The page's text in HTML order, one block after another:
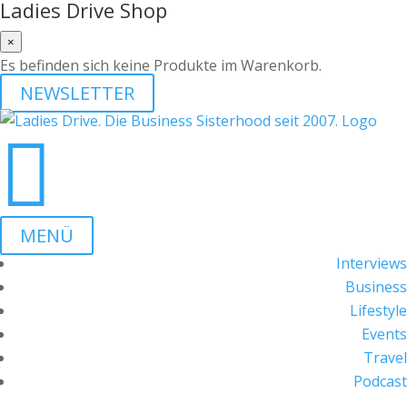
Ladies Drive Shop
×
Es befinden sich keine Produkte im Warenkorb.
NEWSLETTER

MENÜ
Interviews
Business
Lifestyle
Events
Travel
Podcast